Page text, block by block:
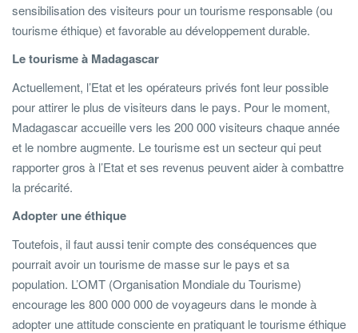
sensibilisation des visiteurs pour un tourisme responsable (ou
tourisme éthique) et favorable au développement durable.
Le tourisme à Madagascar
Actuellement, l’Etat et les opérateurs privés font leur possible
pour attirer le plus de visiteurs dans le pays. Pour le moment,
Madagascar accueille vers les 200 000 visiteurs chaque année
et le nombre augmente. Le tourisme est un secteur qui peut
rapporter gros à l’Etat et ses revenus peuvent aider à combattre
la précarité.
Adopter une éthique
Toutefois, il faut aussi tenir compte des conséquences que
pourrait avoir un tourisme de masse sur le pays et sa
population. L’OMT (Organisation Mondiale du Tourisme)
encourage les 800 000 000 de voyageurs dans le monde à
adopter une attitude consciente en pratiquant le tourisme éthique